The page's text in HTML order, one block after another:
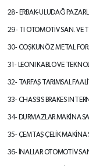
28- ERBAK-ULUDAĞ
29- TI OTOMOTİV SAN. VE
30- COŞKUNÖZ METAL
31- LEONI KABLO VE
32- TARFAŞ TARIMSAL
33- CHASSIS BRAKES
34- DURMAZLAR MAKİNA
35- ÇEMTAŞ ÇELİK MAKİNA
36- İNALLAR OTOMOTİV